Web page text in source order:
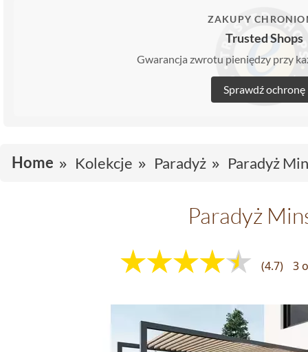
ZAKUPY
Trusted Shops
Gwarancja zwrotu pieniędzy przy
Sprawdź ochronę
Home Kolekcje Paradyż Paradyż
Paradyż
(4.7) 3